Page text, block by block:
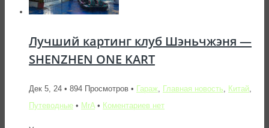
Лучший картинг клуб Шэньчжэня —
SHENZHEN ONE KART
Дек 5, 24 • 894 Просмотров • Гараж Главная новость Китай
Путеводные • MrA • Коментариев нет